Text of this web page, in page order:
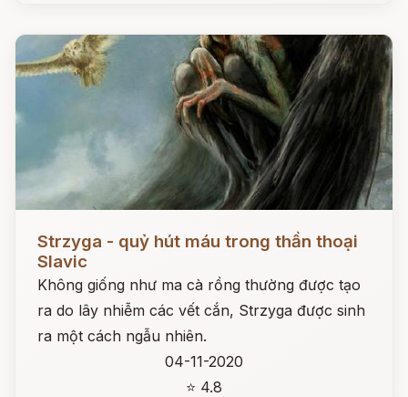
Strzyga - quỷ hút máu trong thần thoại
Slavic
Không giống như ma cà rồng thường được tạo
ra do lây nhiễm các vết cắn, Strzyga được sinh
ra một cách ngẫu nhiên.
04-11-2020
⭐ 4.8